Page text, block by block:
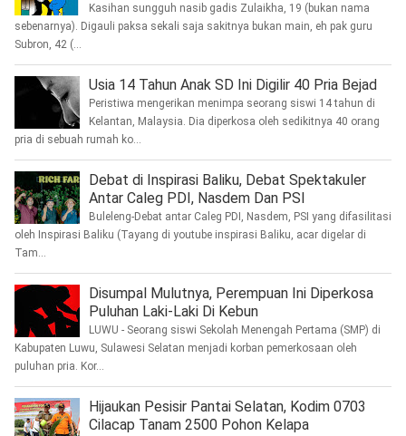
Kasihan sungguh nasib gadis Zulaikha, 19 (bukan nama
sebenarnya). Digauli paksa sekali saja sakitnya bukan main, eh pak guru
Subron, 42 (...
Usia 14 Tahun Anak SD Ini Digilir 40 Pria Bejad
Peristiwa mengerikan menimpa seorang siswi 14 tahun di
Kelantan, Malaysia. Dia diperkosa oleh sedikitnya 40 orang
pria di sebuah rumah ko...
Debat di Inspirasi Baliku, Debat Spektakuler
Antar Caleg PDI, Nasdem Dan PSI
Buleleng-Debat antar Caleg PDI, Nasdem, PSI yang difasilitasi
oleh Inspirasi Baliku (Tayang di youtube inspirasi Baliku, acar digelar di
Tam...
Disumpal Mulutnya, Perempuan Ini Diperkosa
Puluhan Laki-Laki Di Kebun
LUWU - Seorang siswi Sekolah Menengah Pertama (SMP) di
Kabupaten Luwu, Sulawesi Selatan menjadi korban pemerkosaan oleh
puluhan pria. Kor...
Hijaukan Pesisir Pantai Selatan, Kodim 0703
Cilacap Tanam 2500 Pohon Kelapa